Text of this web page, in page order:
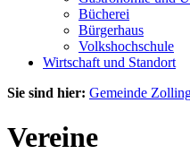
Bücherei
Bürgerhaus
Volkshochschule
Wirtschaft und Standort
Sie sind hier: Gemeinde
Vereine